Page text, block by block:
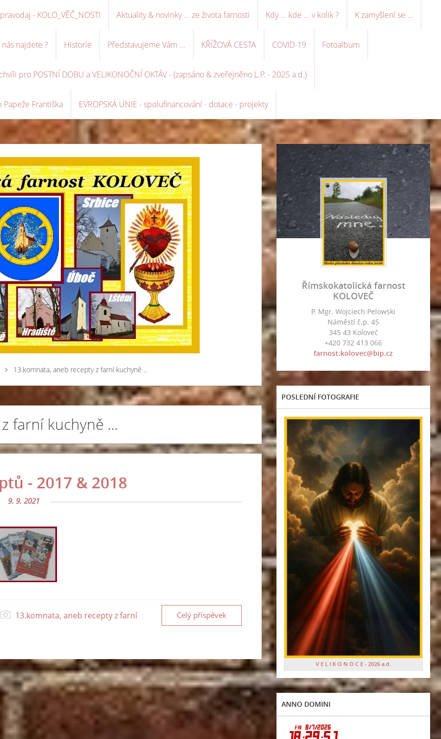
- KOLO_VĚČ_NOSTI Aktuality & novinky ... ze života farnosti Kdy ... kde ... v kolik ? K zamyšlení se ...
najdete ? Historie Představujeme Vám ... KŘÍŽOVÁ CESTA COVID-19 Fotoalbum
pro POSTNÍ DOBU a VELIKONOČNÍ OKTÁV - (zapsáno & zveřejněno L.P. - 2025 a.d.)
Františka EVROPSKÁ UNIE - spolufinancování - dotace - projekty
13.komnata, aneb recepty z farní kuchyně ...
farní kuchyně ...
- 2017 & 2018
9. 9. 2021
Celý příspěvek
13.komnata, aneb recepty z farní
Římskokatolická farnost
KOLOVEČ
P. Mgr. Wojciech Pelowski
Náměstí č.p. 45
345 43 Koloveč
+420 732 413 066
farnost.kolovec@bip.cz
POSLEDNÍ FOTOGRAFIE
V E L I K O N O C E - 2026 a.d.
ANNO DOMINI